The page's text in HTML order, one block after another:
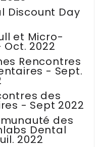
Discount Day
et Micro-
2022
Rencontres
- Sept.
des
- Sept 2022
des
Dental
2022